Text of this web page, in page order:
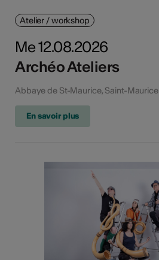
Atelier / workshop
Me 12.08.2026
Archéo Ateliers
Abbaye de St-Maurice, Saint-Maurice
En savoir plus